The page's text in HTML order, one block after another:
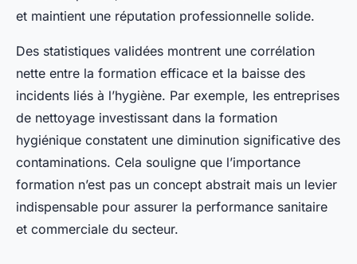
et maintient une réputation professionnelle solide.
Des statistiques validées montrent une corrélation
nette entre la formation efficace et la baisse des
incidents liés à l’hygiène. Par exemple, les entreprises
de nettoyage investissant dans la formation
hygiénique constatent une diminution significative des
contaminations. Cela souligne que l’importance
formation n’est pas un concept abstrait mais un levier
indispensable pour assurer la performance sanitaire
et commerciale du secteur.